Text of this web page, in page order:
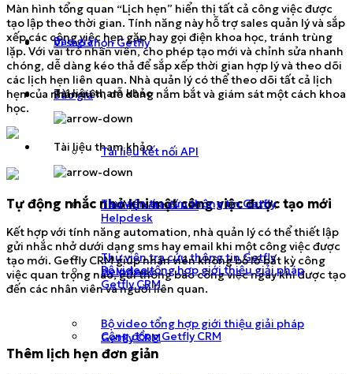
Báo giá
Tài liệu tham khảo
Tài liệu kết nối API
Thư viện tra cứu thông tin Getfly
Helpdesk
Bộ video tổng hợp giới thiệu giải pháp
Getfly CRM
Cộng đồng Getfly CRM
Vì sao chọn Getfly
Báo giá
Tài liệu tham khảo
Tài liệu kết nối API
Thư viện tra cứu thông tin Getfly
Helpdesk
Bộ video tổng hợp giới thiệu giải pháp
Getfly CRM
Màn hình tổng quan “Lịch hẹn” hiển thị tất cả công việc được
tạo lập theo thời gian. Tính năng này hỗ trợ sales quản lý và sắp
xếp các công việc hẹn gặp hay gọi điện khoa học, tránh trùng
lặp. Với vai trò nhân viên, cho phép tạo mới và chỉnh sửa nhanh
chóng, dễ dàng kéo thả để sắp xếp thời gian hợp lý và theo dõi
các lịch hẹn liên quan. Nhà quản lý có thể theo dõi tất cả lịch
hẹn của nhân viên, dễ dàng nắm bắt và giám sát một cách khoa
học.
Tự động nhắc nhở khi một công việc được tạo mới
Kết hợp với tính năng automation, nhà quản lý có thể thiết lập
gửi nhắc nhở dưới dạng sms hay email khi một công việc được
tạo mới. Getfly CRM giúp nhân viên không bỏ lỡ bất kỳ công
việc quan trọng nào, gửi thông báo công việc ngay khi được tạo
đến các nhân viên và người liên quan.
Thêm lịch hẹn đơn giản